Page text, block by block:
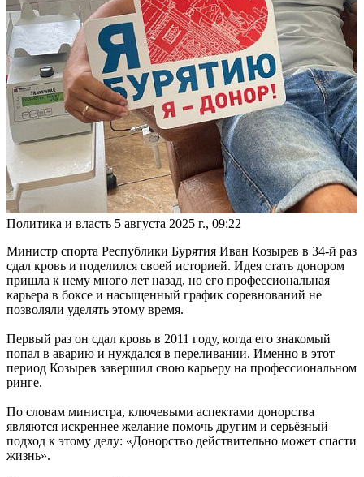
Политика и власть 5 августа 2025 г., 09:22
Министр спорта Республики Бурятия Иван Козырев в 34-й раз
сдал кровь и поделился своей историей. Идея стать донором
пришла к нему много лет назад, но его профессиональная
карьера в боксе и насыщенный график соревнований не
позволяли уделять этому время.
Первый раз он сдал кровь в 2011 году, когда его знакомый
попал в аварию и нуждался в переливании. Именно в этот
период Козырев завершил свою карьеру на профессиональном
ринге.
По словам министра, ключевыми аспектами донорства
являются искреннее желание помочь другим и серьёзный
подход к этому делу: «Донорство действительно может спасти
жизнь».